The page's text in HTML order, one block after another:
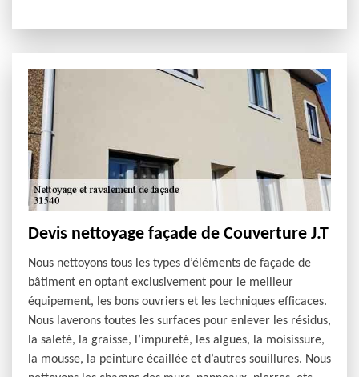
Devis nettoyage façade de Couverture J.T
Nous nettoyons tous les types d’éléments de façade de
bâtiment en optant exclusivement pour le meilleur
équipement, les bons ouvriers et les techniques efficaces.
Nous laverons toutes les surfaces pour enlever les résidus,
la saleté, la graisse, l’impureté, les algues, la moisissure,
la mousse, la peinture écaillée et d’autres souillures. Nous